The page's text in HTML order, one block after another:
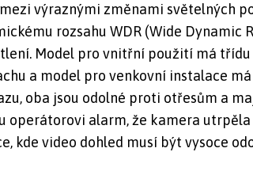
výraznými změnami světelných
rozsahu WDR (Wide Dynamic
Model pro vnitřní použití má
a model pro venkovní instalace
oba jsou odolné proti otřesům a
operátorovi alarm, že kamera utrpěla
kde video dohled musí být vysoce